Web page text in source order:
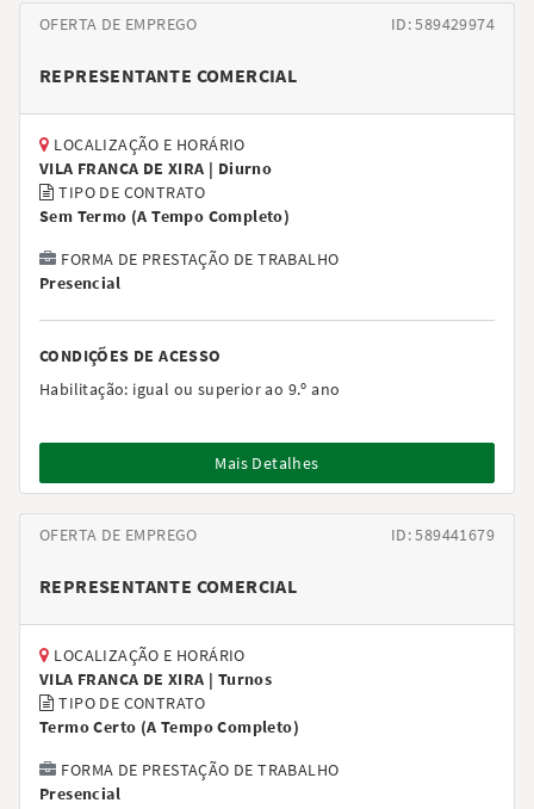
OFERTA DE EMPREGO ID: 589429974
REPRESENTANTE COMERCIAL
LOCALIZAÇÃO E HORÁRIO
VILA FRANCA DE XIRA | Diurno
TIPO DE CONTRATO
Sem Termo (A Tempo Completo)
FORMA DE PRESTAÇÃO DE TRABALHO
Presencial
CONDIÇÕES DE ACESSO
Habilitação: igual ou superior ao 9.º ano
Mais Detalhes
OFERTA DE EMPREGO ID: 589441679
REPRESENTANTE COMERCIAL
LOCALIZAÇÃO E HORÁRIO
VILA FRANCA DE XIRA | Turnos
TIPO DE CONTRATO
Termo Certo (A Tempo Completo)
FORMA DE PRESTAÇÃO DE TRABALHO
Presencial